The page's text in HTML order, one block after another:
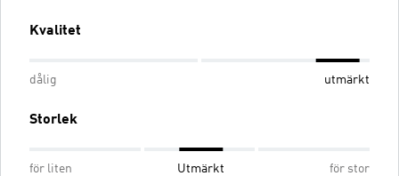
Kvalitet
dålig utmärkt
Storlek
för liten Utmärkt för stor